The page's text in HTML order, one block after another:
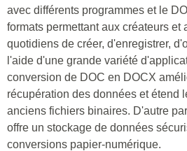
avec différents programmes et le
formats permettant aux créateurs et
quotidiens de créer, d'enregistrer,
l'aide d'une grande variété
conversion de DOC en DOCX
récupération des données et étend
anciens fichiers binaires. D'autre
offre un stockage de données
conversions papier-numérique.